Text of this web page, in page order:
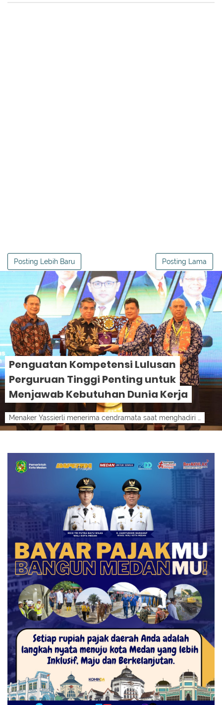
Posting Lebih Baru Posting Lama
Penguatan Kompetensi Lulusan
Perguruan Tinggi Penting untuk
Menjawab Kebutuhan Dunia Kerja
Menaker Yassierli menerima cendramata saat menghadiri pembukaan Rapat Tahunan Asosiasi MIPA LPTK Indonesia (AMLI) Tahun 2026 di Jakarta, Kam...